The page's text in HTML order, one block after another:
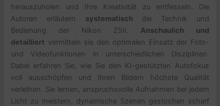
herauszuholen und Ihre Kreativität zu entfesseln. Die
Autoren erläutern systematisch die Technik und
Bedienung der Nikon Z5II. Anschaulich und
detailliert vermitteln sie den optimalen Einsatz der Foto-
und Videofunktionen in unterschiedlichen Disziplinen.
Dabei erfahren Sie, wie Sie den KI-gestützten Autofokus
voll ausschöpfen und Ihren Bildern höchste Qualität
verleihen. Sie lernen, anspruchsvolle Aufnahmen bei jedem
Licht zu meistern, dynamische Szenen gestochen scharf